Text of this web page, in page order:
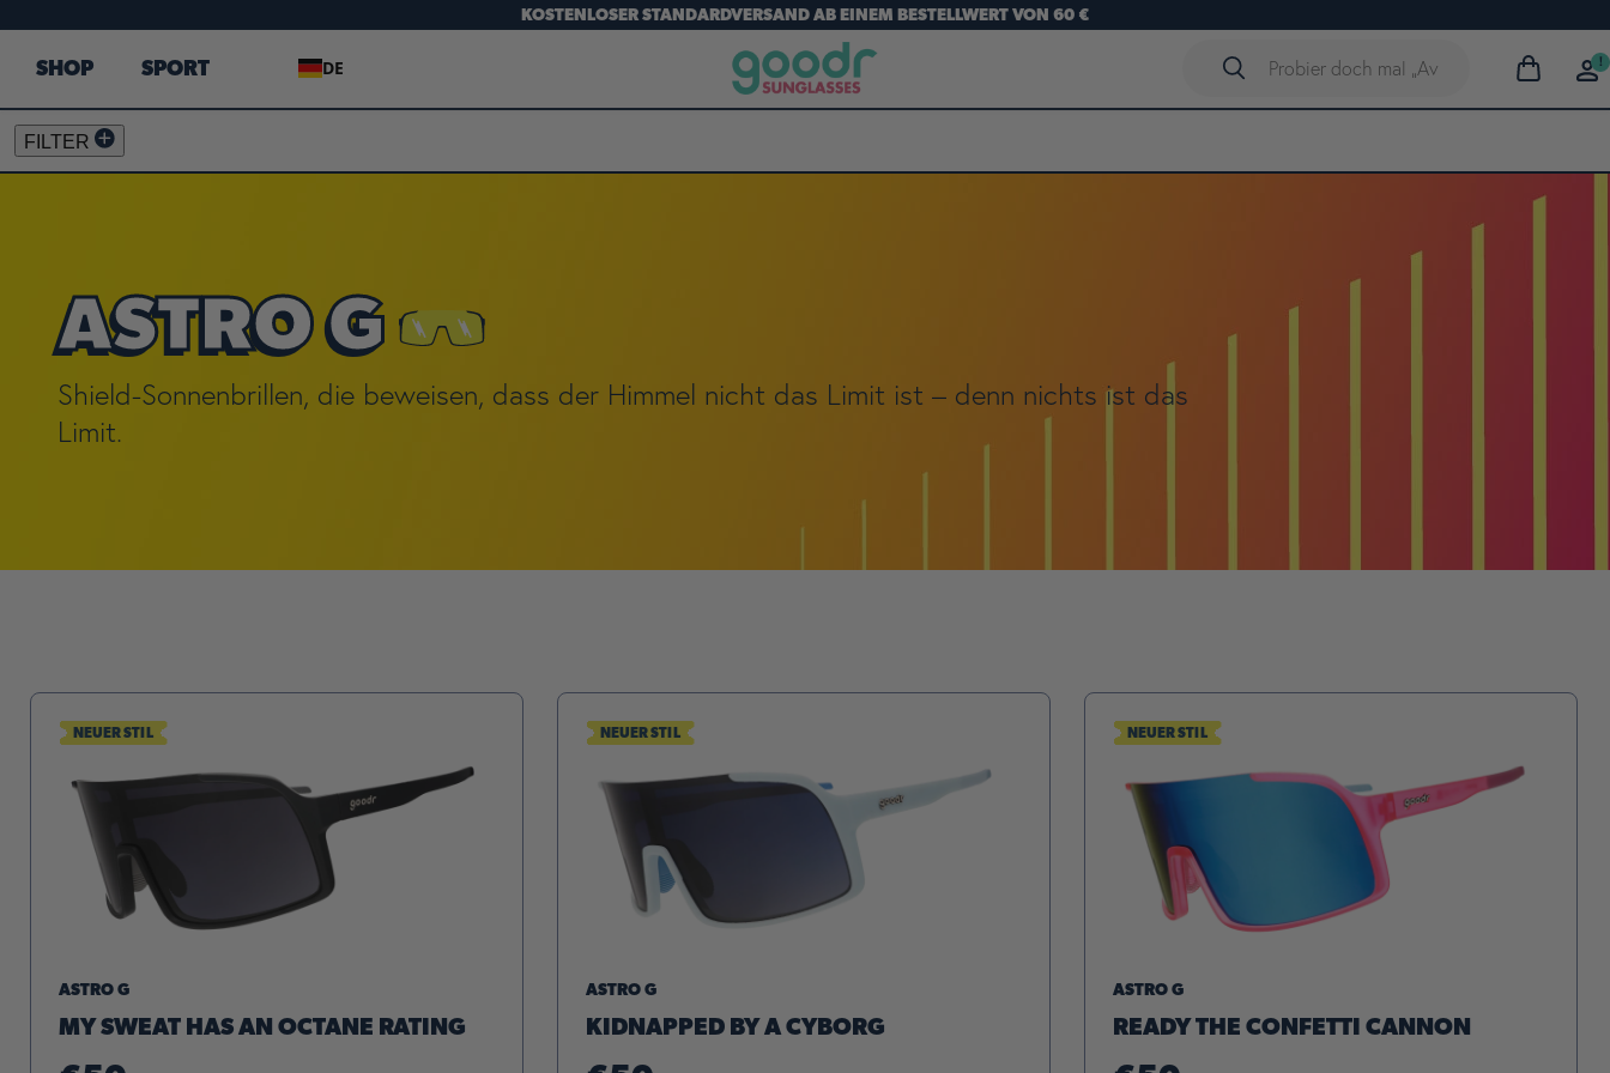
KOSTENLOSER STANDARDVERSAND AB EINEM BESTELLWERT VON 60 €
SHOP SPORT DE
anzeigen
!
FILTER
ASTRO G
Shield-Sonnenbrillen, die beweisen, dass der Himmel nicht das Limit ist – denn nichts ist das
Limit.
NEUER STIL
ASTRO G
MY SWEAT HAS AN OCTANE RATING
NEUER STIL
ASTRO G
KIDNAPPED BY A CYBORG
NEUER STIL
ASTRO G
READY THE CONFETTI CANNON